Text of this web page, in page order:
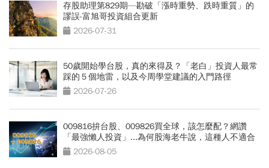
存股助理第829期—勘破「漲時重勢、跌時重質」的
謬誤-富旭哥投資組合更新
2026-07-31
50歲開始學台股，真的來得及？「老白」投資人最常
踩的５個地雷，以及今周學堂建議的入門路徑
2026-07-26
009816拚台股、009826買全球，該怎麼配？網讚
「最強懶人投資」...為何股海老牛說，這種人不適合
買？2026-08-05